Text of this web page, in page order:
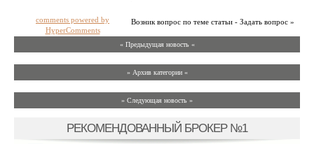
Возник вопрос по теме статьи - Задать вопрос »
comments powered by
HyperComments
« Предыдущая новость «
» Архив категории «
» Следующая новость »
РЕКОМЕНДОВАННЫЙ БРОКЕР №1